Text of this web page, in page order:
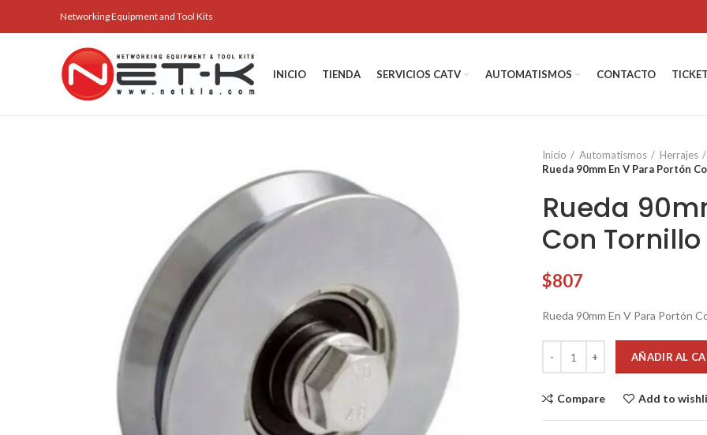
Networking Equipment and Tool Kits
INICIO TIENDA SERVICIOS CATV AUTOMATISMOS CONTACTO TICKET
Inicio Automatismos
Herrajes
Rueda 90mm En V Para Portón
Rueda
Con
$807
Rueda 90mm En V Para Portón
AÑADIR AL
Compare Add to